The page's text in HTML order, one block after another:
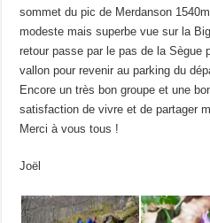
sommet du pic de Merdanson
modeste mais superbe vue sur la
retour passe par le pas de la Sègue
vallon pour revenir au parking du
Encore un très bon groupe et une
satisfaction de vivre et de partager
Merci à vous tous !
Joël